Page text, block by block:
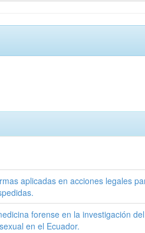
aplicadas en acciones legales
forense en la investigación
en el Ecuador.